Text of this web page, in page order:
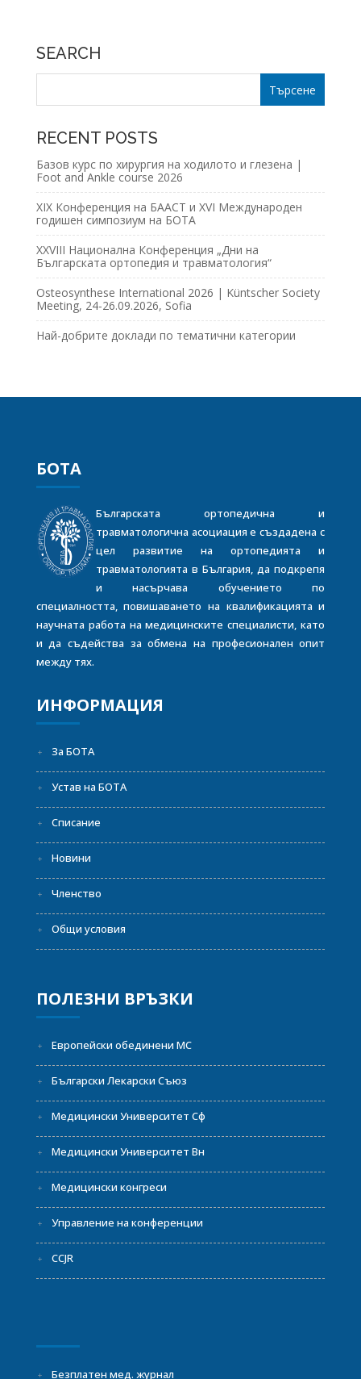
SEARCH
RECENT POSTS
Базов курс по хирургия на ходилото и глезена |
Foot and Ankle course 2026
XIX Конференция на БААСТ и XVI Международен
годишен симпозиум на БОТА
XXVIII Национална Конференция „Дни на
Българската ортопедия и травматология“
Osteosynthese International 2026 | Küntscher Society
Meeting, 24-26.09.2026, Sofia
Най-добрите доклади по тематични категории
БОТА
Българската ортопедична и
травматологична асоциация е създадена с
цел развитие на ортопедията и
травматологията в България, да подкрепя
и насърчава обучението по
специалността, повишаването на квалификацията и
научната работа на медицинските специалисти, като
и да съдейства за обмена на професионален опит
между тях.
ИНФОРМАЦИЯ
За БОТА
Устав на БОТА
Списание
Новини
Членство
Общи условия
ПОЛЕЗНИ ВРЪЗКИ
Европейски обединени МС
Български Лекарски Съюз
Медицински Университет Сф
Медицински Университет Вн
Медицински конгреси
Управление на конференции
CCJR
Безплатен мед. журнал